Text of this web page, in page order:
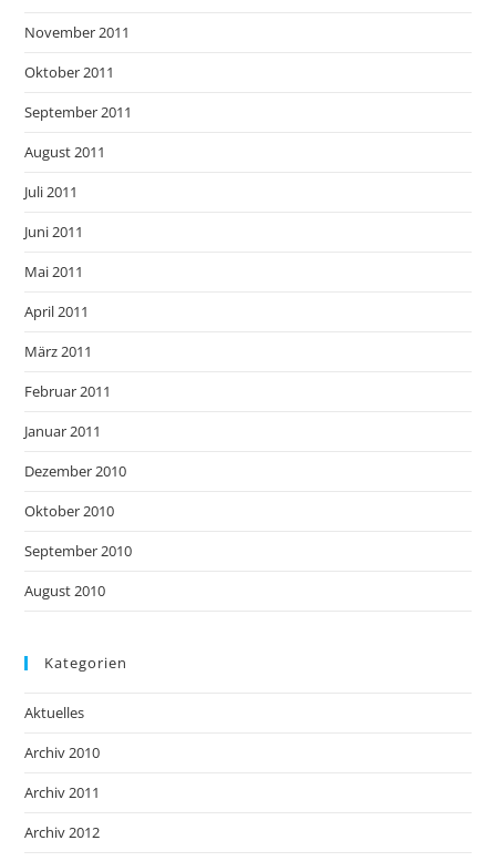
November 2011
Oktober 2011
September 2011
August 2011
Juli 2011
Juni 2011
Mai 2011
April 2011
März 2011
Februar 2011
Januar 2011
Dezember 2010
Oktober 2010
September 2010
August 2010
Kategorien
Aktuelles
Archiv 2010
Archiv 2011
Archiv 2012